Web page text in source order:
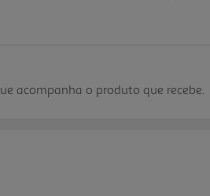
acompanha o produto que recebe.